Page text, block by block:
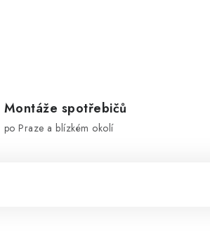
Montáže spotřebičů
po Praze a blízkém okolí